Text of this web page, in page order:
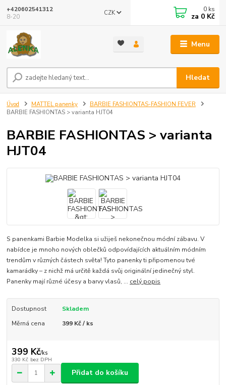
Menu
CZK
Hledat
+420602541312
8-20
0 ks
za 0 Kč
Úvod MATTEL panenky
BARBIE FASHIONTAS-FASHION FEVER
BARBIE FASHIONTAS > varianta HJT04
BARBIE FASHIONTAS > varianta
HJT04
S panenkami Barbie Modelka si užiješ nekonečnou módní zábavu. V
nabídce je mnoho nových oblečků odpovídajících aktuálním módním
trendům v různých částech světa! Tyto panenky ti připomenou tvé
kamarádky – z nichž má určitě každá svůj originální jedinečný styl.
Panenky mají různé účesy a barvy vlasů, ... celý popis
Dostupnost
Skladem
Měrná cena
399 Kč / ks
399 Kč/ks
330 Kč bez DPH
Přidat do košíku